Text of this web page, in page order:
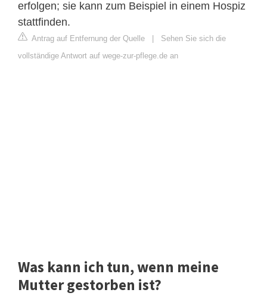
erfolgen; sie kann zum Beispiel in einem Hospiz
stattfinden.
Antrag auf Entfernung der Quelle
Sehen Sie sich die
vollständige Antwort auf wege-zur-pflege.de an
Was kann ich tun, wenn meine
Mutter gestorben ist?